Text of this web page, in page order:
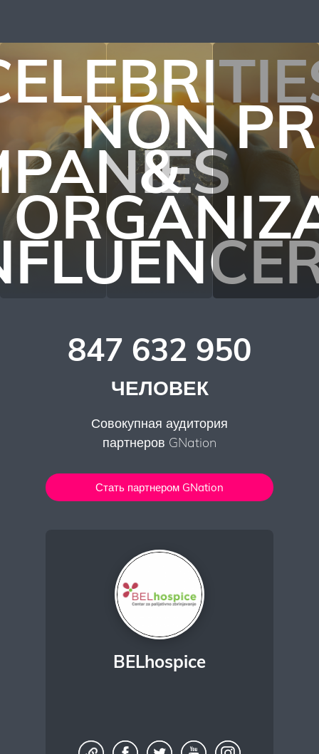
&
NON
847 632 950
ЧЕЛОВЕК
Совокупная аудитория
партнеров GNation
Стать партнером GNation
BELhospice